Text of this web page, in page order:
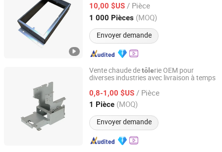
10,00 $US / Pièce
1 000 Pièces (MOQ)
Envoyer demande
Zhejiang, China Depuis 2020
Vente chaude detôlerie OEM pour
diverses industries avec livraison à temps
0,8-1,00 $US / Pièce
1 Pièce (MOQ)
Envoyer demande
Shenzhen Fger Electromechanical Equipment Co., Ltd.
Guangdong, China Depuis 2025